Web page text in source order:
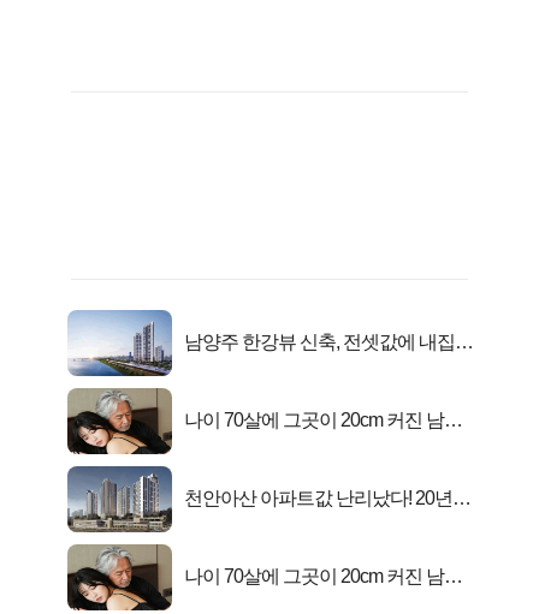
남양주 한강뷰 신축, 전셋값에 내집마
나이 70살에 그곳이 20cm 커진 남자..
천안아산 아파트값 난리났다! 20년
나이 70살에 그곳이 20cm 커진 남자..